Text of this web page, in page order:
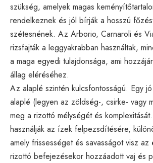
szükség, amelyek magas
rendelkeznek és jól bírják a hosszú
szétesnének. Az Arborio, Carnaroli és
rizsfajták a leggyakrabban használtak,
a maga egyedi tulajdonsága, ami
állag eléréséhez.
Az alaplé szintén kulcsfontosságú. Egy
alaplé (legyen az zöldség-, csirke- vagy
meg a rizottó mélységét és
használják az ízek felpezsdítésére,
amely frissességet és savasságot visz
rizottó befejezésekor hozzáadott vaj és